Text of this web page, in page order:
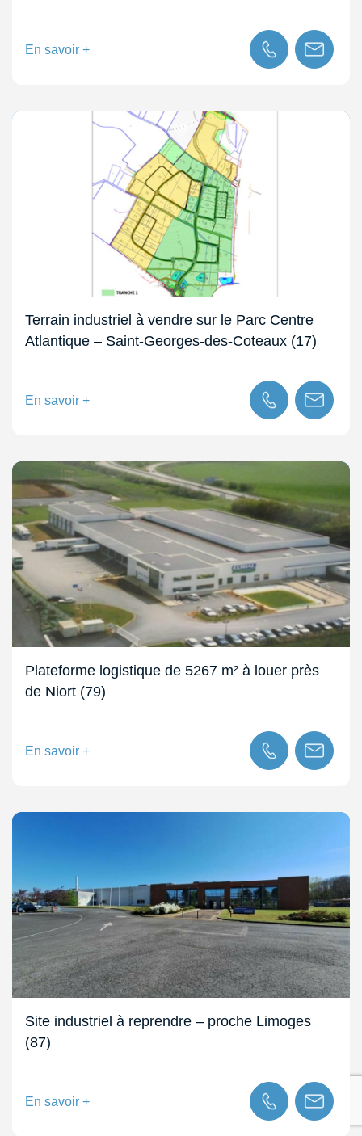
En savoir +
Terrain industriel à vendre sur le Parc Centre
Atlantique – Saint-Georges-des-Coteaux (17)
En savoir +
Plateforme logistique de 5267 m² à louer près
de Niort (79)
En savoir +
Site industriel à reprendre – proche Limoges
(87)
En savoir +